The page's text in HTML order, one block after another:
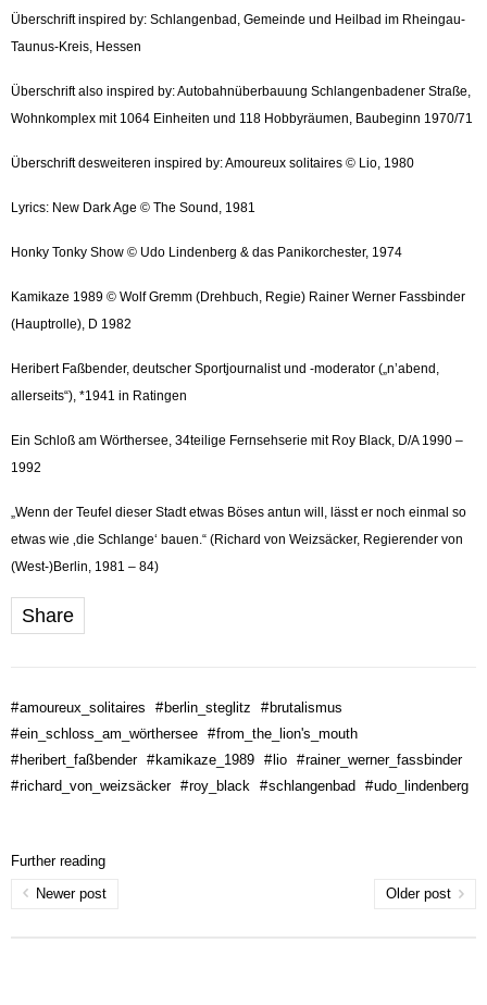
Überschrift inspired by: Schlangenbad, Gemeinde und Heilbad im Rheingau-
Taunus-Kreis, Hessen
Überschrift also inspired by: Autobahnüberbauung Schlangenbadener Straße,
Wohnkomplex mit 1064 Einheiten und 118 Hobbyräumen, Baubeginn 1970/71
Überschrift desweiteren inspired by: Amoureux solitaires © Lio, 1980
Lyrics: New Dark Age © The Sound, 1981
Honky Tonky Show © Udo Lindenberg & das Panikorchester, 1974
Kamikaze 1989 © Wolf Gremm (Drehbuch, Regie) Rainer Werner Fassbinder
(Hauptrolle), D 1982
Heribert Faßbender, deutscher Sportjournalist und -moderator („n’abend,
allerseits“), *1941 in Ratingen
Ein Schloß am Wörthersee, 34teilige Fernsehserie mit Roy Black, D/A 1990 –
1992
„Wenn der Teufel dieser Stadt etwas Böses antun will, lässt er noch einmal so
etwas wie ‚die Schlange‘ bauen.“ (Richard von Weizsäcker, Regierender von
(West-)Berlin, 1981 – 84)
Share
#amoureux_solitaires #berlin_steglitz #brutalismus
#ein_schloss_am_wörthersee #from_the_lion's_mouth
#heribert_faßbender #kamikaze_1989 #lio #rainer_werner_fassbinder
#richard_von_weizsäcker #roy_black #schlangenbad #udo_lindenberg
Further reading
Older post
Newer post